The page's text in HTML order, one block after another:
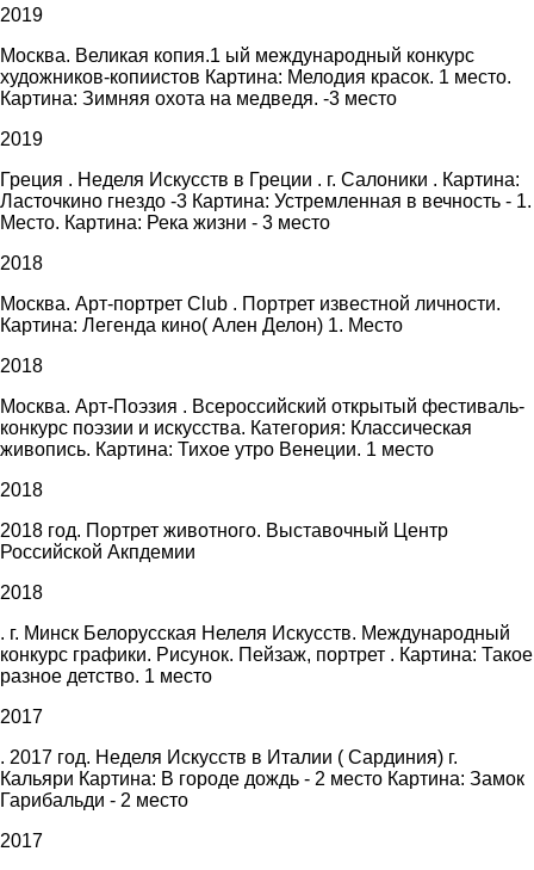
2019
Москва. Великая копия.1 ый международный конкурс
художников-копиистов Картина: Мелодия красок. 1 место.
Картина: Зимняя охота на медведя. -3 место
2019
Греция . Неделя Искусств в Греции . г. Салоники . Картина:
Ласточкино гнездо -3 Картина: Устремленная в вечность - 1.
Место. Картина: Река жизни - 3 место
2018
Москва. Арт-портрет Club . Портрет известной личности.
Картина: Легенда кино( Ален Делон) 1. Место
2018
Москва. Арт-Поэзия . Всероссийский открытый фестиваль-
конкурс поэзии и искусства. Категория: Классическая
живопись. Картина: Тихое утро Венеции. 1 место
2018
2018 год. Портрет животного. Выставочный Центр
Российской Акпдемии
2018
. г. Минск Белорусская Нелеля Искусств. Международный
конкурс графики. Рисунок. Пейзаж, портрет . Картина: Такое
разное детство. 1 место
2017
. 2017 год. Неделя Искусств в Италии ( Сардиния) г.
Кальяри Картина: В городе дождь - 2 место Картина: Замок
Гарибальди - 2 место
2017